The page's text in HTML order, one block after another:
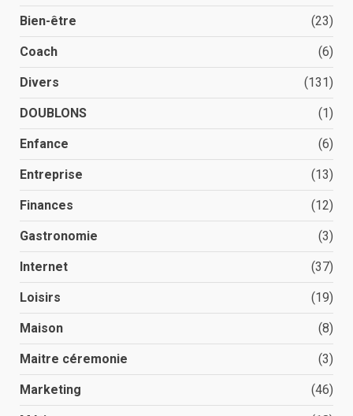
Bien-être (23)
Coach (6)
Divers (131)
DOUBLONS (1)
Enfance (6)
Entreprise (13)
Finances (12)
Gastronomie (3)
Internet (37)
Loisirs (19)
Maison (8)
Maitre céremonie (3)
Marketing (46)